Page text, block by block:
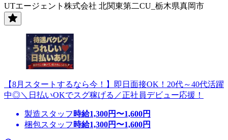
UTエージェント株式会社 北関東第二CU_栃木県真岡市
【8月スタートするなら今！】即日面接OK！20代～40代活躍
中◎＼日払いOKでスグ稼げる／正社員デビュー応援！
製造スタッフ 時給1,300円〜1,600円
梱包スタッフ 時給1,300円〜1,600円